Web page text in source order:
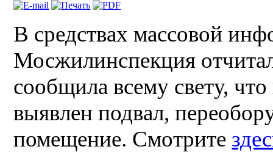
В средствах массовой
Мосжилинспекция
сообщила всему свету,
выявлен подвал,
помещение. Смотрите